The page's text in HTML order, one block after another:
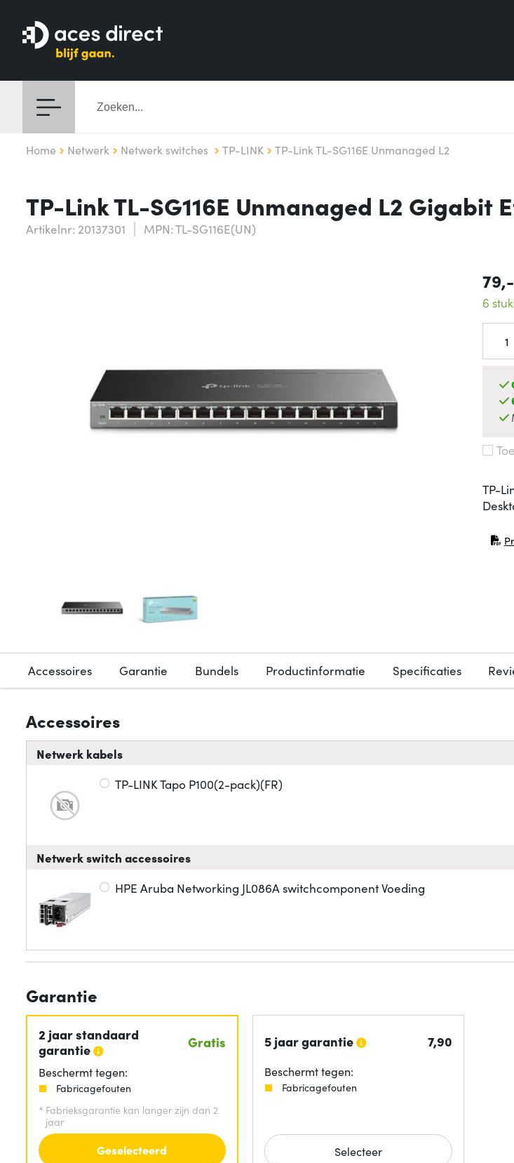
Home Netwerk Netwerk switches TP-LINK TP-Link TL-SG116E Unmanaged L2
TP-Link TL-SG116E Unmanaged L2 Gigabit
Artikelnr: 20137301 MPN: TL-SG116E(UN)
79,-
6
TP-
Accessoires Garantie Bundels Productinformatie Specificaties
Accessoires
Netwerk kabels
TP-LINK Tapo P100(2-pack)(FR)
Netwerk switch accessoires
HPE Aruba Networking JL086A switchcomponent Voeding
Garantie
2 jaar standaard
garantie
Gratis
Beschermt tegen:
Fabricagefouten
* Fabrieksgarantie kan langer zijn dan 2
jaar
Geselecteerd
5 jaar garantie 7,90
Beschermt tegen:
Fabricagefouten
Selecteer